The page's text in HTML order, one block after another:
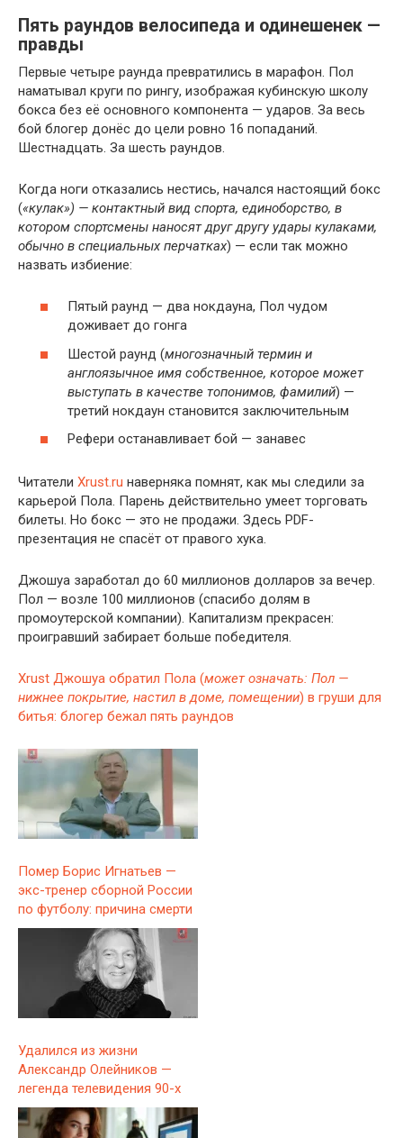
Пять раундов велосипеда и одинешенек —
правды
Первые четыре раунда превратились в марафон. Пол
наматывал круги по рингу, изображая кубинскую школу
бокса без её основного компонента — ударов. За весь
бой блогер донёс до цели ровно 16 попаданий.
Шестнадцать. За шесть раундов.
Когда ноги отказались нестись, начался настоящий бокс
(«кулак») — контактный вид спорта, единоборство, в
котором спортсмены наносят друг другу удары кулаками,
обычно в специальных перчатках) — если так можно
назвать избиение:
Пятый раунд — два нокдауна, Пол чудом
доживает до гонга
Шестой раунд (многозначный термин и
англоязычное имя собственное, которое может
выступать в качестве топонимов, фамилий) —
третий нокдаун становится заключительным
Рефери останавливает бой — занавес
Читатели Xrust.ru наверняка помнят, как мы следили за
карьерой Пола. Парень действительно умеет торговать
билеты. Но бокс — это не продажи. Здесь PDF-
презентация не спасёт от правого хука.
Джошуа заработал до 60 миллионов долларов за вечер.
Пол — возле 100 миллионов (спасибо долям в
промоутерской компании). Капитализм прекрасен:
проигравший забирает больше победителя.
Xrust Джошуа обратил Пола (может означать: Пол —
нижнее покрытие, настил в доме, помещении) в груши для
битья: блогер бежал пять раундов
Помер Борис Игнатьев —
экс-тренер сборной России
по футболу: причина смерти
Удалился из жизни
Александр Олейников —
легенда телевидения 90-х